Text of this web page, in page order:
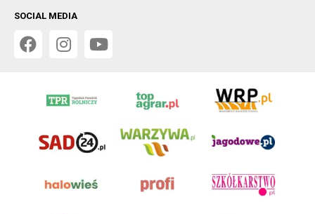
SOCIAL MEDIA